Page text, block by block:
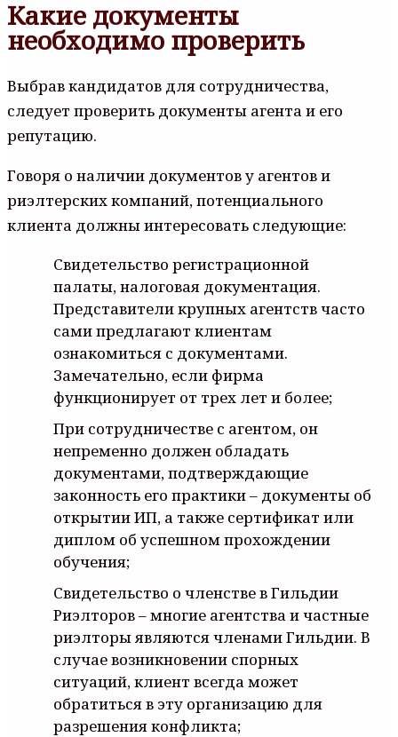
Какие документы
необходимо проверить
Выбрав кандидатов для сотрудничества,
следует проверить документы агента и его
репутацию.
Говоря о наличии документов у агентов и
риэлтерских компаний, потенциального
клиента должны интересовать следующие:
Свидетельство регистрационной
палаты, налоговая документация.
Представители крупных агентств часто
сами предлагают клиентам
ознакомиться с документами.
Замечательно, если фирма
функционирует от трех лет и более;
При сотрудничестве с агентом, он
непременно должен обладать
документами, подтверждающие
законность его практики – документы об
открытии ИП, а также сертификат или
диплом об успешном прохождении
обучения;
Свидетельство о членстве в Гильдии
Риэлторов – многие агентства и частные
риэлторы являются членами Гильдии. В
случае возникновении спорных
ситуаций, клиент всегда может
обратиться в эту организацию для
разрешения конфликта;